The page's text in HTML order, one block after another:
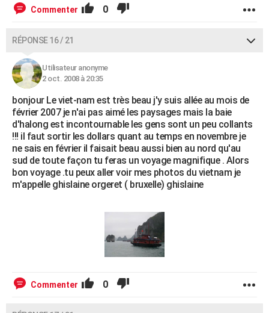
Commenter 0
RÉPONSE 16 / 21
Utilisateur anonyme
2 oct. 2008 à 20:35
bonjour Le viet-nam est très beau j'y suis allée au mois de
février 2007 je n'ai pas aimé les paysages mais la baie
d'halong est incontournable les gens sont un peu collants
!!! il faut sortir les dollars quant au temps en novembre je
ne sais en février il faisait beau aussi bien au nord qu'au
sud de toute façon tu feras un voyage magnifique . Alors
bon voyage .tu peux aller voir mes photos du vietnam je
m'appelle ghislaine orgeret ( bruxelle) ghislaine
Commenter 0